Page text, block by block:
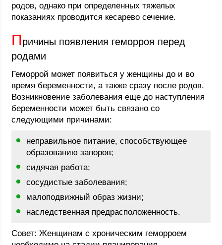
родов, однако при определенных тяжелых
показаниях проводится кесарево сечение.
Причины появления геморроя перед
родами
Геморрой может появиться у женщины до и во
время беременности, а также сразу после родов.
Возникновение заболевания еще до наступления
беременности может быть связано со
следующими причинами:
неправильное питание, способствующее
образованию запоров;
сидячая работа;
сосудистые заболевания;
малоподвижный образ жизни;
наследственная предрасположенность.
Совет: Женщинам с хроническим геморроем